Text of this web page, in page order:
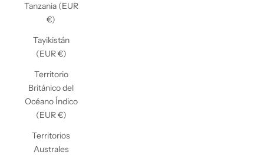
Tanzania (EUR
€)
Tayikistán
(EUR €)
Territorio
Británico del
Océano Índico
(EUR €)
Territorios
Australes